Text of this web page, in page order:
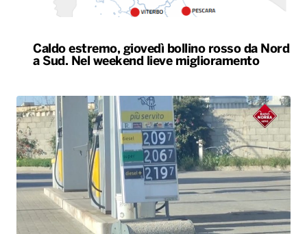
Caldo estremo, giovedì bollino rosso da Nord
a Sud. Nel weekend lieve miglioramento